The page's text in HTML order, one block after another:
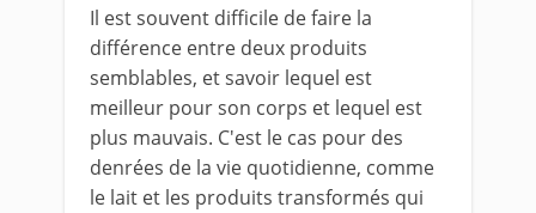
Il est souvent difficile de faire la
différence entre deux produits
semblables, et savoir lequel est
meilleur pour son corps et lequel est
plus mauvais. C'est le cas pour des
denrées de la vie quotidienne, comme
le lait et les produits transformés qui